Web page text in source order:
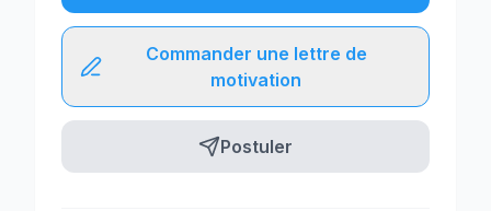
Commander une lettre de
motivation
Postuler